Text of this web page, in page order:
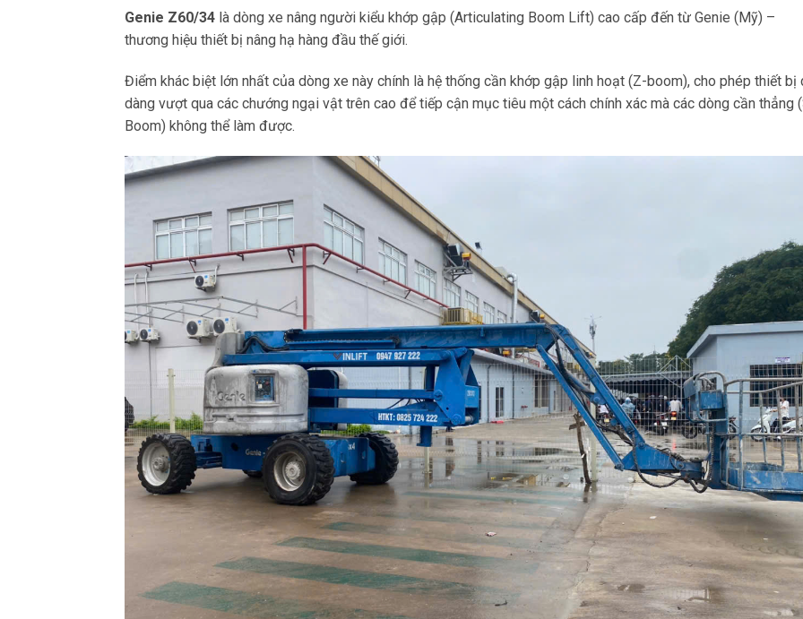
Genie Z60/34là dòng xe nâng người kiểu khớp gập (Articulating Boom Lift) cao cấp đến từ Genie (Mỹ) –
thương hiệu thiết bị nâng hạ hàng đầu thế giới.
Điểm khác biệt lớn nhất của dòng xe này chính là hệ thống cần khớp gập linh hoạt (Z-boom), cho phép thiết bị
dàng vượt qua các chướng ngại vật trên cao để tiếp cận mục tiêu một cách chính xác mà các dòng cần thẳng
Boom) không thể làm được.